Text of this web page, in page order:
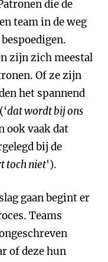
die de
team in de weg
zijn zich meestal
Of ze zijn
het spannend
dat wordt bij ons
ook vaak dat
bij de
toch niet').
gaan begint er
Teams
of deze hun